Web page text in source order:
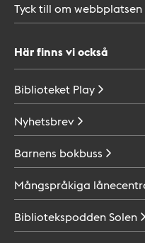
Tyck till om webbplatsen
Här finns vi också
Biblioteket Play
Nyhetsbrev
Barnens bokbuss
Mångspråkiga
BibliotekspoddenSolen